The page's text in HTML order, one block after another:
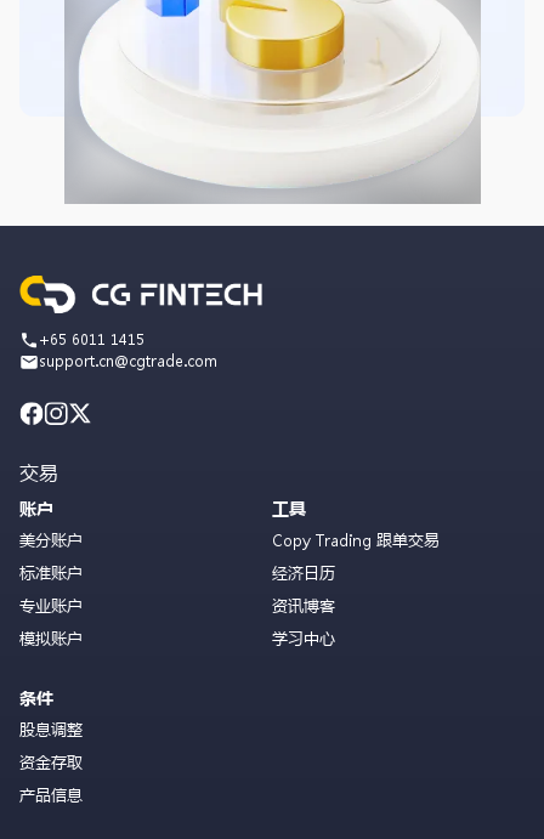
+65 6011 1415
support.cn@cgtrade.com
交易
账户
美分账户
标准账户
专业账户
模拟账户
条件
股息调整
资金存取
产品信息
工具
Copy Trading 跟单交易
经济日历
资讯博客
学习中心